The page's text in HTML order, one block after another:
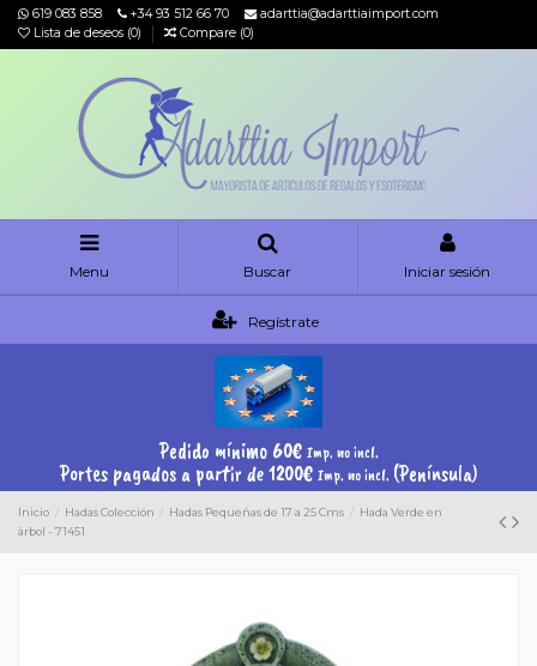
619 083 858 +34 93 512 66 70
adarttia@adarttiaimport.com
Lista de deseos (0) Compare (0)
Menu Buscar Iniciar sesión
Regístrate
Pedido mínimo 60€ Imp. no incl.
Portes pagados a partir de 1200€ Imp. no incl. (Península)
Inicio Hadas Colección Hadas Pequeñas de 17 a 25 Cms
Hada Verde en
árbol - 71451